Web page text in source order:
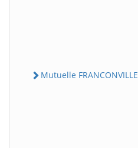
Mutuelle FRANCONVILLE